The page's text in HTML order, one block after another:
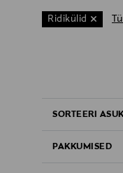
Ridikülid
SORTEERI
PAKKUMISED